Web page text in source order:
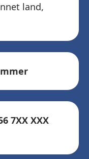
land,
7XX XXX